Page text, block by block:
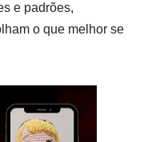
e padrões,
o que melhor se